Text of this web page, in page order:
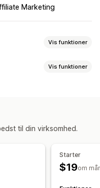
Marketing
Vis funktioner
Vis funktioner
til din virksomhed.
Starter
$19om